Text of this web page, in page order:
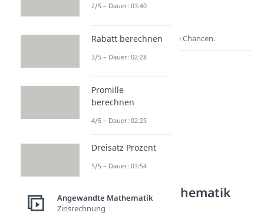
Entdecke hier deine Chancen.
Weitere Inhalte:
Angewandte Mathematik
Flächeneinheiten
2/5 – Dauer: 03:40
Rabatt berechnen
3/5 – Dauer: 02:28
Promille
berechnen
4/5 – Dauer: 02:23
Dreisatz Prozent
5/5 – Dauer: 03:54
Angewandte Mathematik
Zinsrechnung